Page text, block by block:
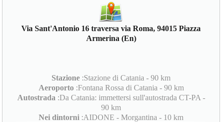
Via Sant'Antonio 16 traversa via Roma, 94015 Piazza
Armerina (En)
Stazione :Stazione di Catania - 90 km
Aeroporto:Fontana Rossa di Catania - 90 km
Autostrada :Da Catania: immettersi sull'autostrada CT-PA -
90 km
Nei dintorni :AIDONE - Morgantina - 10 km